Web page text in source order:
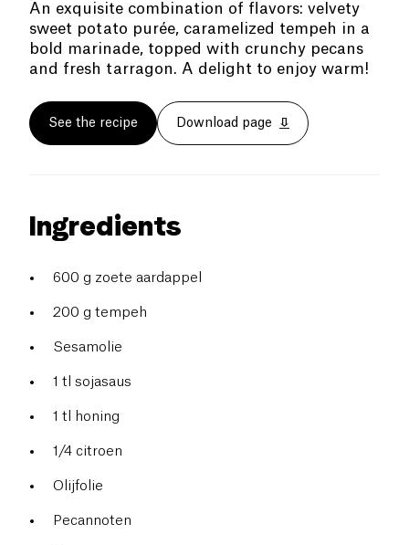
An exquisite combination of flavors: velvety
sweet potato purée, caramelized tempeh in a
bold marinade, topped with crunchy pecans
and fresh tarragon. A delight to enjoy warm!
See the recipe Download page
Ingredients
600 g zoete aardappel
200 g tempeh
Sesamolie
1 tl sojasaus
1 tl honing
1/4 citroen
Olijfolie
Pecannoten